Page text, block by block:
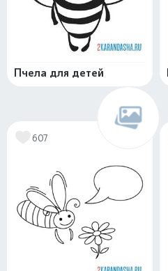
Пчела для детей
607